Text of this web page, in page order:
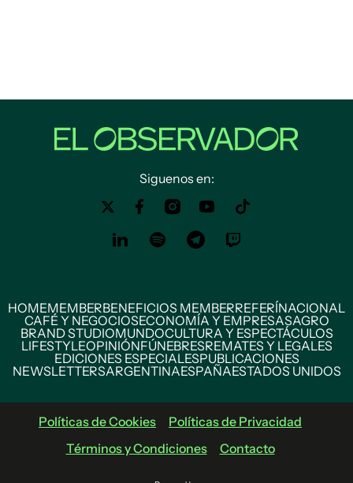
Siguenos en:
HOMEMEMBERBENEFICIOS MEMBERREFERÍNACIONAL
CAFÉ Y NEGOCIOSECONOMÍA Y EMPRESASAGRO
BRAND STUDIOMUNDOCULTURA Y ESPECTÁCULOS
LIFESTYLEOPINIÓNFÚNEBRESREMATES Y LEGALES
EDICIONES ESPECIALESPUBLICACIONES
NEWSLETTERSARGENTINAESPAÑAESTADOS UNIDOS
Políticas de Cookies
Políticas de Privacidad
Términos y Condiciones
Contacto